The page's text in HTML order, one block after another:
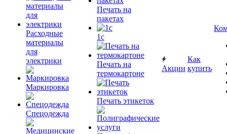
Расходные
материалы
для
электрики
Маркировка
Спецодежда
Печать на
пакетах
1c
Печать на
термокартоне
Печать этикеток
Акции
Как
купить